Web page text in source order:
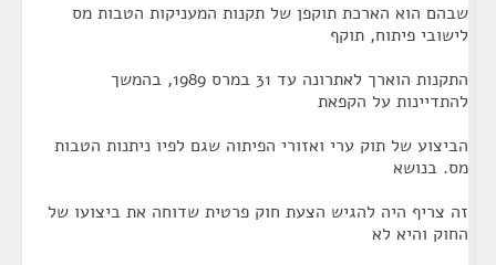
שבהם הוא הארכת תוקפן של תקנות המעניקות הטבות מס
לישובי פיתוח, תוקף
התקנות הוארך לאתרונה עד 31 במרס 1989, בהמשך
להתדיינות על הקפאת
הביצוע של תוק ערי ואזורי הפיתוה שגם לפיו ניתנות הטבות
מס. בנושא
זה צריף היה להגיש הצעת חוק פרטית שדוחה את ביצועו של
החוק והיא לא